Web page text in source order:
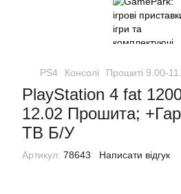
PS4 Консолі Прошиті 9.00-
PlayStation 4 fat
12.02 Прошита;
TB Б/У
Артикул: 78643 Написати відгук